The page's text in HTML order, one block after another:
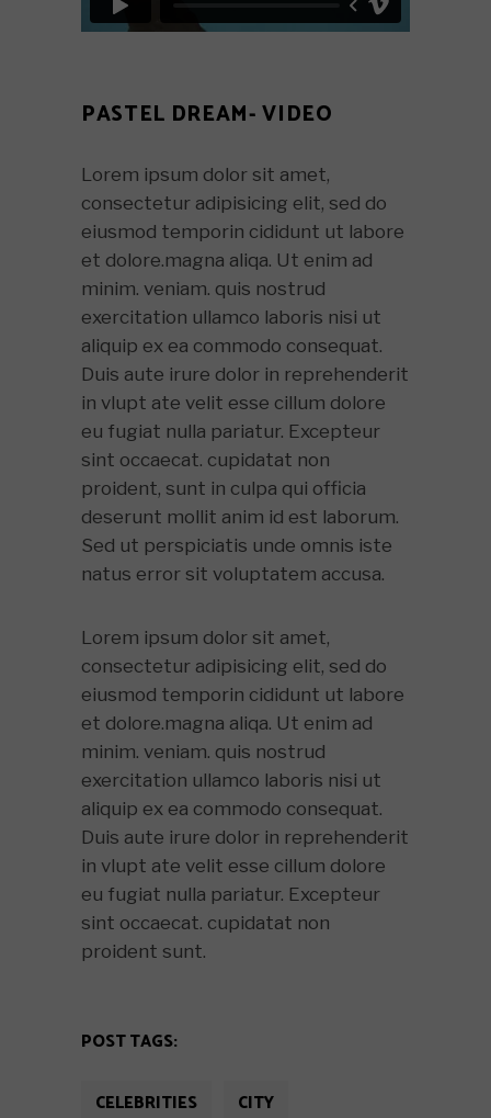
PASTEL DREAM- VIDEO
Lorem ipsum dolor sit amet,
consectetur adipisicing elit, sed do
eiusmod temporin cididunt ut labore
et dolore.magna aliqa. Ut enim ad
minim. veniam. quis nostrud
exercitation ullamco laboris nisi ut
aliquip ex ea commodo consequat.
Duis aute irure dolor in reprehenderit
in vlupt ate velit esse cillum dolore
eu fugiat nulla pariatur. Excepteur
sint occaecat. cupidatat non
proident, sunt in culpa qui officia
deserunt mollit anim id est laborum.
Sed ut perspiciatis unde omnis iste
natus error sit voluptatem accusa.
Lorem ipsum dolor sit amet,
consectetur adipisicing elit, sed do
eiusmod temporin cididunt ut labore
et dolore.magna aliqa. Ut enim ad
minim. veniam. quis nostrud
exercitation ullamco laboris nisi ut
aliquip ex ea commodo consequat.
Duis aute irure dolor in reprehenderit
in vlupt ate velit esse cillum dolore
eu fugiat nulla pariatur. Excepteur
sint occaecat. cupidatat non
proident sunt.
POST TAGS:
CELEBRITIES
CITY